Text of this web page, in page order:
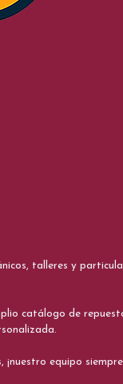
talleres y
catálogo de
¡nuestro equipo